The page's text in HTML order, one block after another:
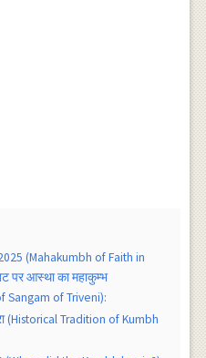
(Mahakumbh of Faith in
पर आस्था का महाकुम्भ
Sangam of Triveni):
(Historical Tradition of Kumbh